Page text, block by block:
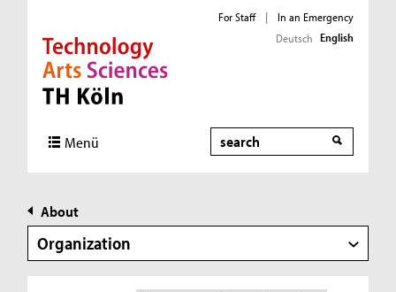
Direkt zur Hauptnavigation
Direkt zur Subnavigation
Direkt zum Inhalt
Direkt zum Fußbereich
For Staff |
In an Emergency
Deutsch English
Menü Search
About
Organization